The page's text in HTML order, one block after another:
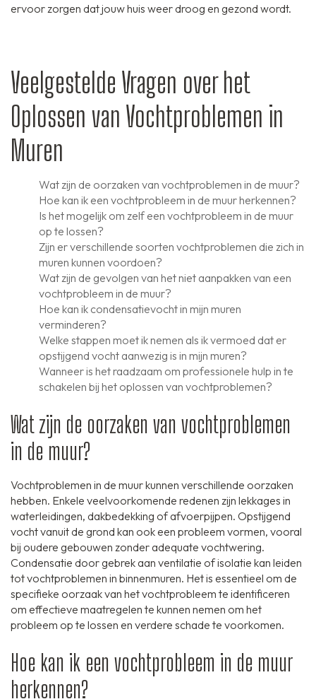
ervoor zorgen dat jouw huis weer droog en gezond wordt.
Veelgestelde Vragen over het
Oplossen van Vochtproblemen in
Muren
Wat zijn de oorzaken van vochtproblemen in de muur?
Hoe kan ik een vochtprobleem in de muur herkennen?
Is het mogelijk om zelf een vochtprobleem in de muur
op te lossen?
Zijn er verschillende soorten vochtproblemen die zich in
muren kunnen voordoen?
Wat zijn de gevolgen van het niet aanpakken van een
vochtprobleem in de muur?
Hoe kan ik condensatievocht in mijn muren
verminderen?
Welke stappen moet ik nemen als ik vermoed dat er
opstijgend vocht aanwezig is in mijn muren?
Wanneer is het raadzaam om professionele hulp in te
schakelen bij het oplossen van vochtproblemen?
Wat zijn de oorzaken van vochtproblemen
in de muur?
Vochtproblemen in de muur kunnen verschillende oorzaken
hebben. Enkele veelvoorkomende redenen zijn lekkages in
waterleidingen, dakbedekking of afvoerpijpen. Opstijgend
vocht vanuit de grond kan ook een probleem vormen, vooral
bij oudere gebouwen zonder adequate vochtwering.
Condensatie door gebrek aan ventilatie of isolatie kan leiden
tot vochtproblemen in binnenmuren. Het is essentieel om de
specifieke oorzaak van het vochtprobleem te identificeren
om effectieve maatregelen te kunnen nemen om het
probleem op te lossen en verdere schade te voorkomen.
Hoe kan ik een vochtprobleem in de muur
herkennen?